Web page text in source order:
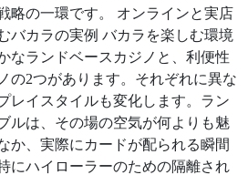
略の一環です。 オンラインと実店
バカラの実例 バカラを楽しむ環境
なランドベースカジノと、利便性
の2つがあります。それぞれに異な
レイスタイルも変化します。ラン
ルは、その場の空気が何よりも魅
か、実際にカードが配られる瞬間
にハイローラーのための隔離され